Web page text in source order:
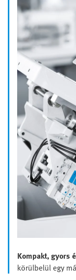
Kompakt, gyors
körülbelül egy